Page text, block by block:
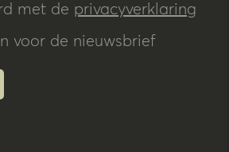
met de privacyverklaring
voor de nieuwsbrief